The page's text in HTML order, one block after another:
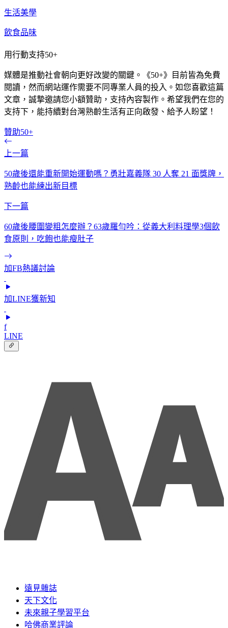
生活美學
飲食品味
用行動支持50+
媒體是推動社會朝向更好改變的關鍵。《50+》目前皆為免費
閱讀，然而網站運作需要不同專業人員的投入。如您喜歡這篇
文章，誠摯邀請您小額贊助，支持內容製作。希望我們在您的
支持下，能持續對台灣熟齡生活有正向啟發、給予人盼望！
贊助50+
上一篇
50歲後還能重新開始運動嗎？勇壯嘉義隊 30 人奪 21 面獎牌，
熟齡也能練出新目標
下一篇
60歲後腰圍變粗怎麼辦？63歲羅勻吟：從義大利料理學3個飲
食原則，吃飽也能瘦肚子
加FB熱議討論
加LINE獲新知
f
LINE
遠見雜誌
天下文化
未來親子學習平台
哈佛商業評論